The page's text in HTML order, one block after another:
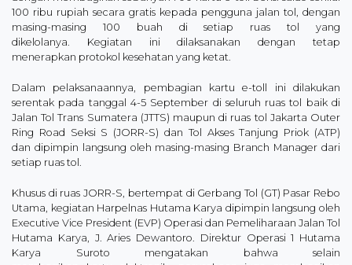
100 ribu rupiah secara gratis kepada pengguna jalan tol, dengan
masing-masing 100 buah di setiap ruas tol yang
dikelolanya. Kegiatan ini dilaksanakan dengan tetap
menerapkan protokol kesehatan yang ketat.
Dalam pelaksanaannya, pembagian kartu e-toll ini dilakukan
serentak pada tanggal 4-5 September di seluruh ruas tol baik di
Jalan Tol Trans Sumatera (JTTS) maupun di ruas tol Jakarta Outer
Ring Road Seksi S (JORR-S) dan Tol Akses Tanjung Priok (ATP)
dan dipimpin langsung oleh masing-masing Branch Manager dari
setiap ruas tol.
Khusus di ruas JORR-S, bertempat di Gerbang Tol (GT) Pasar Rebo
Utama, kegiatan Harpelnas Hutama Karya dipimpin langsung oleh
Executive Vice President (EVP) Operasi dan Pemeliharaan Jalan Tol
Hutama Karya, J. Aries Dewantoro. Direktur Operasi 1 Hutama
Karya Suroto mengatakan bahwa selain